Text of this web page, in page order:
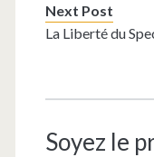
Next Post
La Liberté du
Soyez le